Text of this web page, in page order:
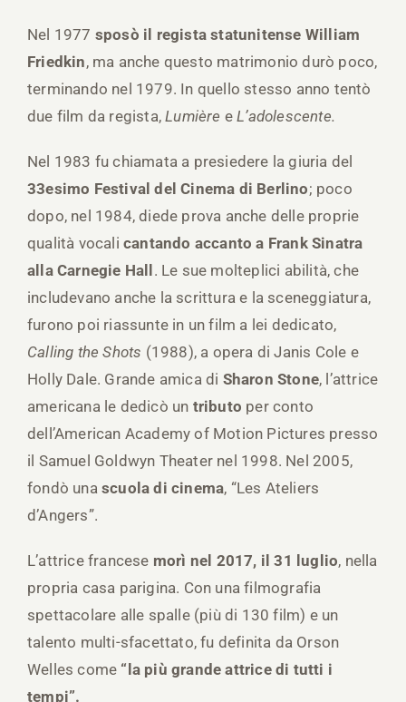
Nel 1977 sposò il regista statunitense William
Friedkin, ma anche questo matrimonio durò poco,
terminando nel 1979. In quello stesso anno tentò
due film da regista,Lumière eL’adolescente.
Nel 1983 fu chiamata a presiedere la giuria del
33esimo Festival del Cinema di Berlino; poco
dopo, nel 1984, diede prova anche delle proprie
qualità vocali cantando accanto a Frank Sinatra
alla Carnegie Hall . Le sue molteplici abilità, che
includevano anche la scrittura e la sceneggiatura,
furono poi riassunte in un film a lei dedicato,
Calling the Shots (1988), a opera di Janis Cole e
Holly Dale. Grande amica di Sharon Stone, l’attrice
americana le dedicò un tributo per conto
dell’American Academy of Motion Pictures presso
il Samuel Goldwyn Theater nel 1998. Nel 2005,
fondò una scuola di cinema, “Les Ateliers
d’Angers”.
L’attrice francese morì nel 2017, il 31 luglio, nella
propria casa parigina. Con una filmografia
spettacolare alle spalle (più di 130 film) e un
talento multi-sfacettato, fu definita da Orson
Welles come “la più grande attrice di tutti i
tempi”.